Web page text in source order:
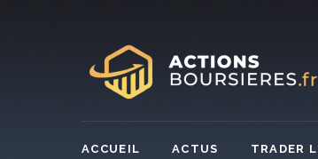
ACCUEIL ACTUS TRADER